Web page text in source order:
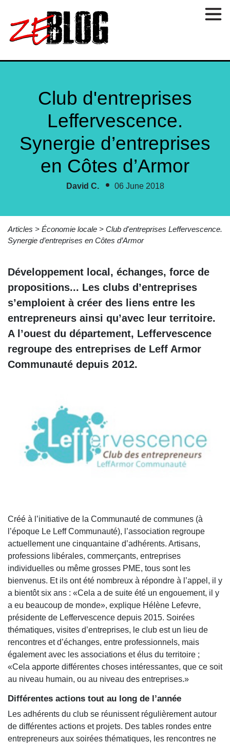
Club d'entreprises
Leffervescence.
Synergie d’entreprises
en Côtes d’Armor
David C. 06 June 2018
Articles > Économie locale > Club d'entreprises Leffervescence.
Synergie d’entreprises en Côtes d’Armor
Développement local , échanges, force de
propositions... Les clubs d’entreprises
s’emploient à créer des liens entre les
entrepreneurs ainsi qu’avec leur territoire.
A l’ouest du département, Leffervescence
regroupe des entreprises de Leff Armor
Communauté depuis 2012.
Créé à l’initiative de la Communauté de communes (à
l’époque Le Leff Communauté), l’association regroupe
actuellement une cinquantaine d’adhérents. Artisans,
professions libérales, commerçants, entreprises
individuelles ou même grosses PME, tous sont les
bienvenus. Et ils ont été nombreux à répondre à l’appel, il y
a bientôt six ans : «Cela a de suite été un engouement, il y
a eu beaucoup de monde», explique Hélène Lefevre,
présidente de Leffervescence depuis 2015. Soirées
thématiques, visites d’entreprises, le club est un lieu de
rencontres et d’échanges, entre professionnels, mais
également avec les associations et élus du territoire ;
«Cela apporte différentes choses intéressantes, que ce soit
au niveau humain, ou au niveau des entreprises.»
Différentes actions tout au long de l’année
Les adhérents du club se réunissent régulièrement autour
de différentes actions et projets. Des tables rondes entre
entrepreneurs aux soirées thématiques, les rencontres ne